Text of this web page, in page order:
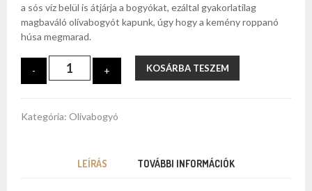
a sós víz belül is átjárja a bogyókat, ezáltal gyakorlatilag
magbaváló olívabogyót kapunk, úgy hogy a kemény roppanó
húsa megmarad.
-
Roppantott
Berati
mennyiség
+ KOSÁRBA TESZEM
Kategória: Olivabogyó
LEÍRÁS TOVÁBBI INFORMÁCIÓK